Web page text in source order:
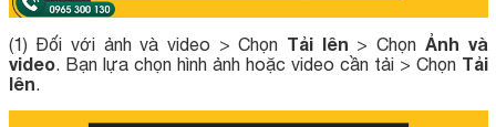
(1) Đối với ảnh và video > Chọn Tải lên > Chọn Ảnh và
video. Bạn lựa chọn hình ảnh hoặc video cần tải > Chọn Tải
lên.